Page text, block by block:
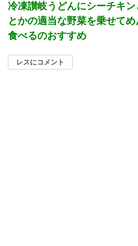
冷凍讃岐うどんにシーチキ
とかの適当な野菜を乗せて
食べるのおすすめ
レスにコメント